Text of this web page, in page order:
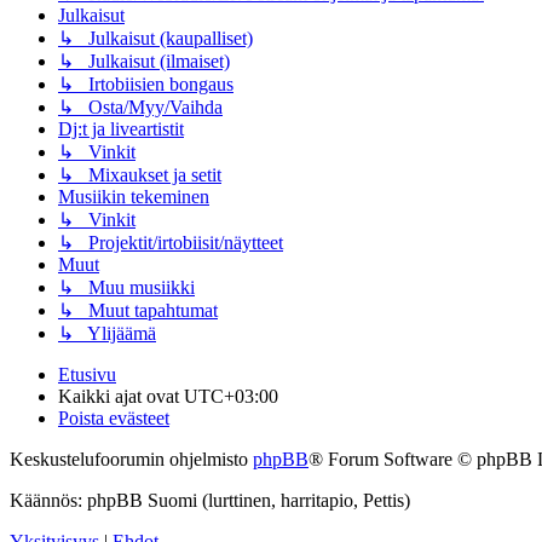
Julkaisut
↳ Julkaisut (kaupalliset)
↳ Julkaisut (ilmaiset)
↳ Irtobiisien bongaus
↳ Osta/Myy/Vaihda
Dj:t ja liveartistit
↳ Vinkit
↳ Mixaukset ja setit
Musiikin tekeminen
↳ Vinkit
↳ Projektit/irtobiisit/näytteet
Muut
↳ Muu musiikki
↳ Muut tapahtumat
↳ Ylijäämä
Etusivu
Kaikki ajat ovat UTC+03:00
Poista evästeet
Keskustelufoorumin ohjelmisto phpBB® Forum Software © phpBB
Käännös: phpBB Suomi (lurttinen, harritapio, Pettis)